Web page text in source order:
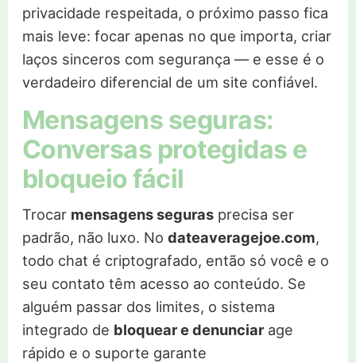
privacidade respeitada, o próximo passo fica
mais leve: focar apenas no que importa, criar
laços sinceros com segurança — e esse é o
verdadeiro diferencial de um site confiável.
Mensagens seguras:
Conversas protegidas e
bloqueio fácil
Trocar mensagens segurasprecisa ser
padrão, não luxo. No dateaveragejoe.com,
todo chat é criptografado, então só você e o
seu contato têm acesso ao conteúdo. Se
alguém passar dos limites, o sistema
integrado de bloquear e denunciarage
rápido e o suporte garante